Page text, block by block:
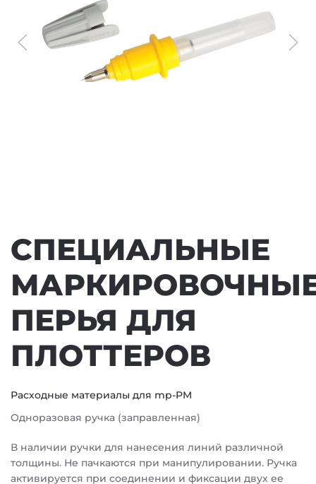
СПЕЦИАЛЬНЫЕ
ПЕРЬЯ ДЛЯ
ПЛОТТЕРОВ
Расходные материалы для mp-PM
Одноразовая ручка (заправленная)
В наличии ручки для нанесения линий различной
толщины. Не пачкаются при манипулировании. Ручка
активируется при соединении и фиксации двух ее